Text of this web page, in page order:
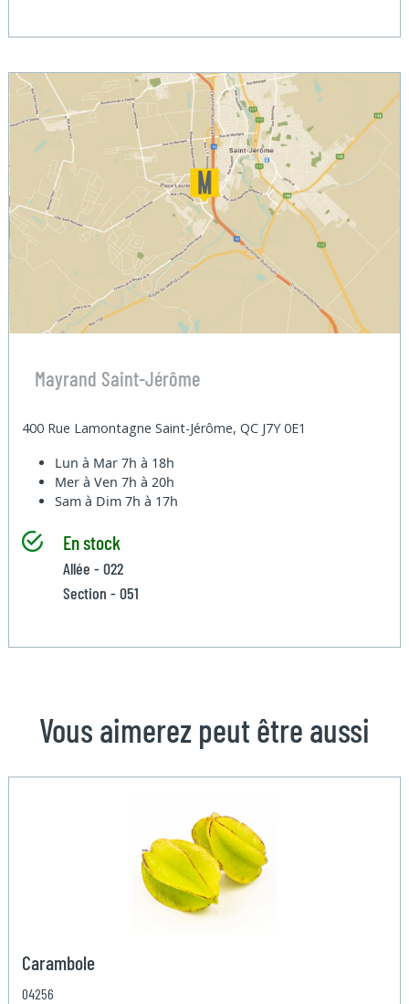
Mayrand Saint-Jérôme
400 Rue Lamontagne Saint-Jérôme, QC J7Y 0E1
Lun à Mar7h à 18h
Mer à Ven7h à 20h
Sam à Dim7h à 17h
En stock
Allée - 022
Section - 051
Vous aimerez peut être aussi
Carambole
04256